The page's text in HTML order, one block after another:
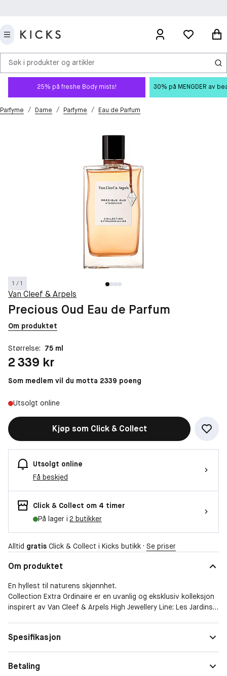
Søk i produkter og artikler
25% på freshe Body mists! 30% på MENGDER av
Parfyme / Dame / Parfyme / Eau de Parfum
1 / 1
Van Cleef & Arpels
Precious Oud Eau de Parfum
Om produktet
Størrelse: 75 ml
Pris: 2 339 kr
2 339 kr
Som medlem vil du motta 2339 poeng
Utsolgt online
Kjøp som Click & Collect
Utsolgt online
Få beskjed
Click & Collect om 4 timer
På lager i 2 butikker
Alltid gratis Click & Collect i Kicks butikk · Se priser
Om produktet
En hyllest til naturens skjønnhet.
Collection Extra Ordinaire er en uvanlig og eksklusiv kolleksjon
inspirert av Van Cleef & Arpels High Jewellery Line: Les Jardins
eksepsjonelle parfymer.
Oud kommer fra Aquilaria, et tre som vokser i India og Asia, og
bosetter seg i treet.
Spesifikasjon
Betaling